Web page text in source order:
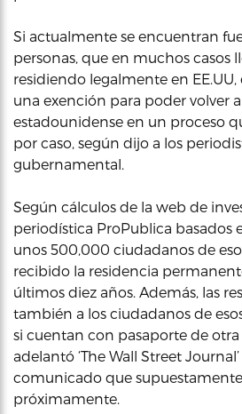
Si actualmente se encuentran
personas, que en muchos casos
residiendo legalmente en
una exención para poder volver
estadounidense en un proceso
por caso, según dijo a los
gubernamental.
Según cálculos de la web de
periodística ProPublica basados
unos 500,000 ciudadanos de
recibido la residencia
últimos diez años. Además, las
también a los ciudadanos de
si cuentan con pasaporte de
adelantó ‘The Wall Street
comunicado que
próximamente.